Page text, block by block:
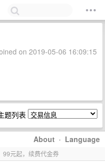
on 2019-05-06 16:09:15
题列表
About · Language
99元起，续费代金券